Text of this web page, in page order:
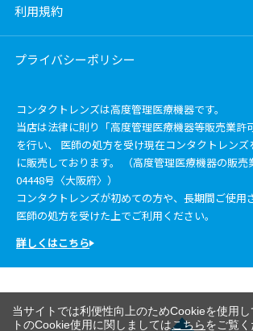
利用規約
プライバシーポリシー
コンタクトレンズは高度管理医療機器です。
当店は法律に則り「高度管理医療機器等販売業許
を行い、 医師の処方を受け現在コンタクトレン
に販売しております。 （高度管理医療機器の販売
04448号〈大阪府〉）
コンタクトレンズが初めての方や、長期間ご使用
医師の処方を受けた上でご利用ください。
詳しくはこちら
当サイトでは利便性向上のためCookieを使用
トのCookie使用に関しましてはこちらをご覧く